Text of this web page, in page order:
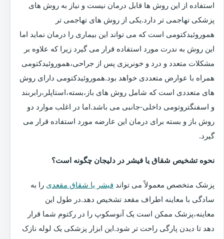
استفاده از این روش ها قابل درمان نیست و نیاز به روش های
پزشکی تهاجمی تر دارد.یکی از روش های تهاجمی تر
هموروئیدکتومی است که می تواند این بیماری را درمان نماید اما
این روش به ندرت مورد استفاده قرار می گیرد زیرا که علاوه بر
مشکلات متعدد و درد و خونریزی پس از جراحی،هموروئیدکتومی
همراه با عوارض متعددی خواهد بود.هموروئیدکتومی دارای روش
های متعددی است که شامل روش های باز،بسته،استاپلر،رابربند
و اسفنگتروتومی داخلی-جانبی می باشد.اما در اغلب موارد دو
روش باز و بسته برای درمان این عارضه مورد استفاده قرار می
گیرد.
نحوه تشخیص شقاق یا فیشر در دلیجان چگونه است؟
پزشک متخصص معمولاً می تواند فیشر یا شقاق مقعدی را به
سادگی با معاینه اطراف مقعد تشخیص دهد.در طول این
معاینه،پزشک ممکن است یک آنوسکوپ را در رکتوم شما قرار
دهد تا دیدن پارگی راحت تر شود.این ابزار پزشکی یک لوله نازک